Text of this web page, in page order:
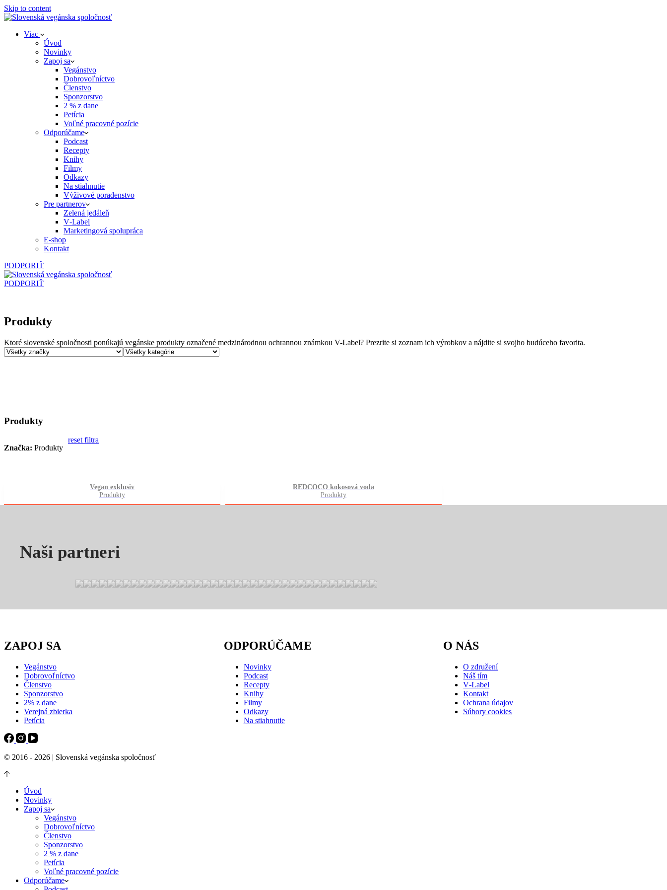
Skip to content
Viac
Úvod
Novinky
Zapoj sa
Vegánstvo
Dobrovoľníctvo
Členstvo
Sponzorstvo
2 % z dane
Petícia
Voľné pracovné pozície
Odporúčame
Podcast
Recepty
Knihy
Filmy
Odkazy
Na stiahnutie
Výživové poradenstvo
Pre partnerov
Zelená jedáleň
V‑Label
Marketingová spolupráca
E‑shop
Kontakt
PODPORIŤ
PODPORIŤ
Produkty
Ktoré slovenské spoločnosti ponúkajú vegánske produkty označené medzinárodnou ochrannou známkou V-Label? Prezrite si zoznam ich výrobkov a nájdite si svojho budúceho favorita.
Produkty
Značka: Produkty
reset filtra
Vegan exklusiv
Produkty
REDCOCO kokosová voda
Produkty
Naši partneri
ZAPOJ SA
Vegánstvo
Dobrovoľníctvo
Členstvo
Sponzorstvo
2% z dane
Verejná zbierka
Petícia
ODPORÚČAME
Novinky
Podcast
Recepty
Knihy
Filmy
Odkazy
Na stiahnutie
O NÁS
O združení
Náš tím
V‑Label
Kontakt
Ochrana údajov
Súbory cookies
© 2016 - 2026 | Slovenská vegánska spoločnosť
Úvod
Novinky
Zapoj sa
Vegánstvo
Dobrovoľníctvo
Členstvo
Sponzorstvo
2 % z dane
Petícia
Voľné pracovné pozície
Odporúčame